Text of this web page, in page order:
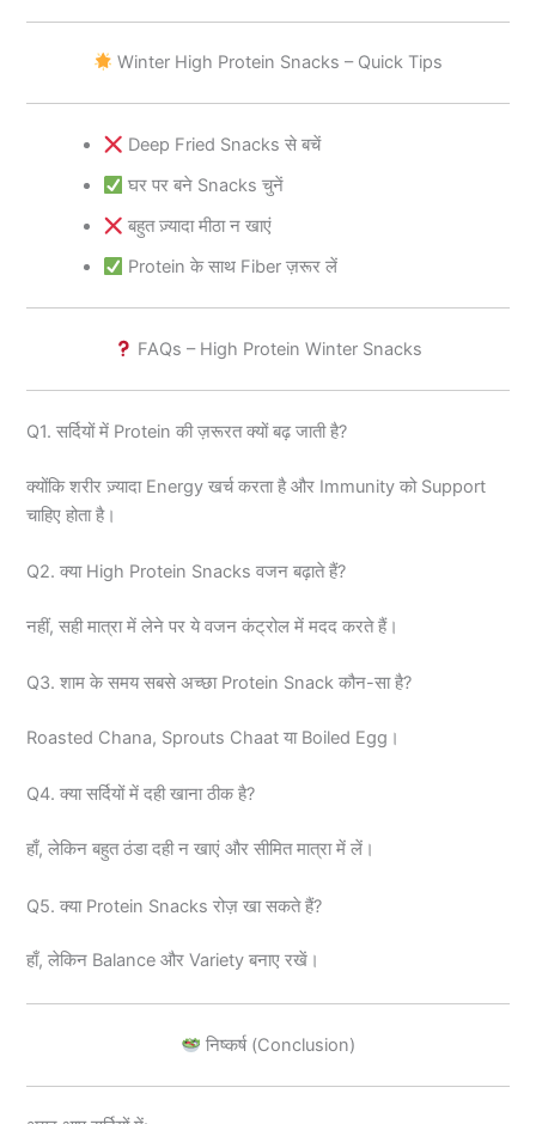
Winter High Protein Snacks – Quick Tips
Deep Fried Snacks से बचें
घर पर बने Snacks चुनें
बहुत ज़्यादा मीठा न खाएं
Protein के साथ Fiber ज़रूर लें
FAQs – High Protein Winter Snacks
Q1. सर्दियों में Protein की ज़रूरत क्यों बढ़ जाती है?
क्योंकि शरीर ज़्यादा Energy खर्च करता है और Immunity को Support
चाहिए होता है।
Q2. क्या High Protein Snacks वजन बढ़ाते हैं?
नहीं, सही मात्रा में लेने पर ये वजन कंट्रोल में मदद करते हैं।
Q3. शाम के समय सबसे अच्छा Protein Snack कौन-सा है?
Roasted Chana, Sprouts Chaat या Boiled Egg।
Q4. क्या सर्दियों में दही खाना ठीक है?
हाँ, लेकिन बहुत ठंडा दही न खाएं और सीमित मात्रा में लें।
Q5. क्या Protein Snacks रोज़ खा सकते हैं?
हाँ, लेकिन Balance और Variety बनाए रखें।
निष्कर्ष (Conclusion)